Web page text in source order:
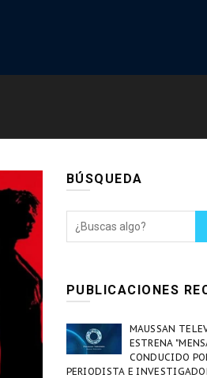
BÚSQUEDA
PUBLICACIONES
MAUSSAN
ESTRENA
CONDUCIDO
PERIODISTA E